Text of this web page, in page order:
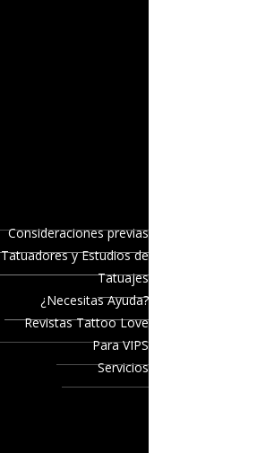
Consideraciones previas
Tatuadores y Estudios de
Tatuajes
¿Necesitas Ayuda?
Revistas Tattoo Love
Para VIPS
Servicios